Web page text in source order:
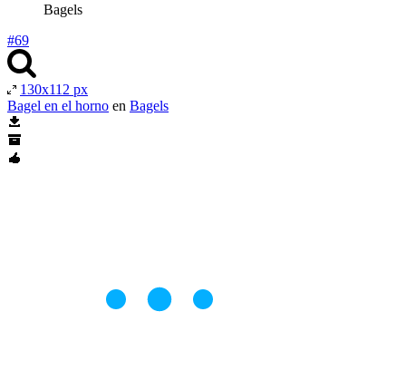
Bagels
#69
130x112 px
Bagel en el horno en Bagels